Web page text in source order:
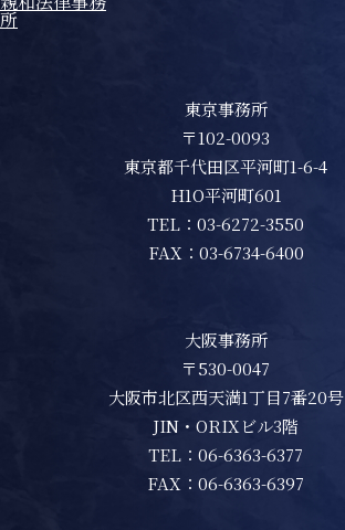
東京事務所
〒102-0093
東京都千代田区平河町1-6-4
H1O平河町601
TEL： 03-6272-3550
FAX：03-6734-6400
大阪事務所
〒530-0047
大阪市北区西天満1丁目7番20号
JIN・ORIXビル3階
TEL： 06-6363-6377
FAX：06-6363-6397